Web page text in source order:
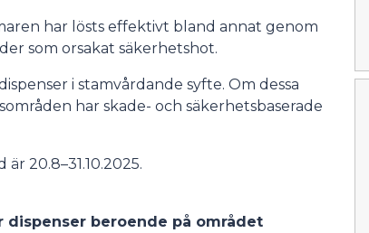
har lösts effektivt bland annat genom
som orsakat säkerhetshot.
i stamvårdande syfte. Om dessa
har skade- och säkerhetsbaserade
20.8–31.10.2025.
dispenser beroende på området